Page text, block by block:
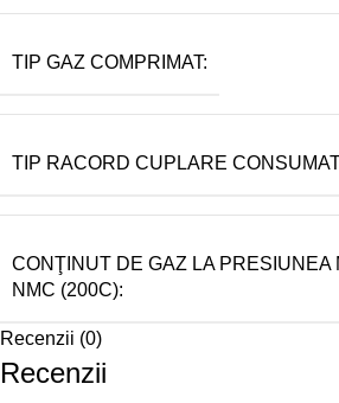
TIP GAZ COMPRIMAT:
TIP RACORD CUPLARE
CONŢINUT DE GAZ LA PRESIUNEA
NMC (200C):
Recenzii (0)
Recenzii